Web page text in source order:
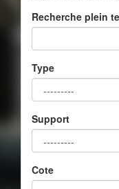
Recherche plein
Type
Support
Cote